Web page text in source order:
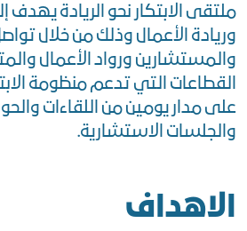
ملتقى الابتكار نحو الريادة يهدف
وريادة الأعمال وذلك من خلال تواصل
والمستشارين ورواد الأعمال
القطاعات التي تدعم منظومة
على مدار يومين من اللقاءات
والجلسات الاستشارية.
الاهداف